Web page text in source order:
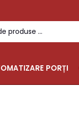
PORȚI